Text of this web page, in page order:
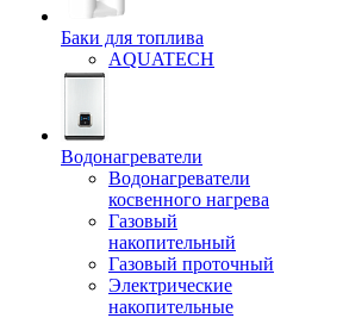
Баки для топлива
AQUATECH
Водонагреватели
Водонагреватели
косвенного нагрева
Газовый
накопительный
Газовый проточный
Электрические
накопительные